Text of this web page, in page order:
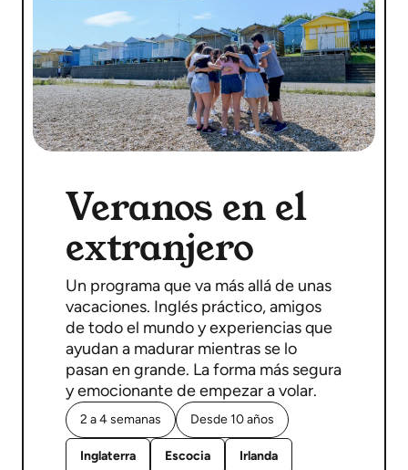
Veranos en el
extranjero
Un programa que va más allá de unas
vacaciones. Inglés práctico, amigos
de todo el mundo y experiencias que
ayudan a madurar mientras se lo
pasan en grande. La forma más segura
y emocionante de empezar a volar.
2 a 4 semanas Desde 10 años
Inglaterra Escocia Irlanda